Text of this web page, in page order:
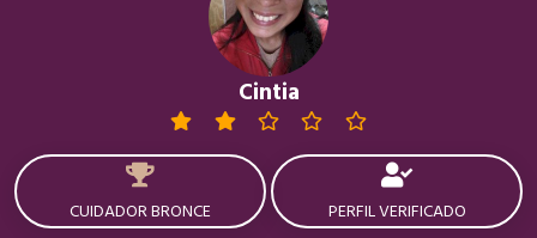
Cintia
CUIDADOR BRONCE PERFIL VERIFICADO